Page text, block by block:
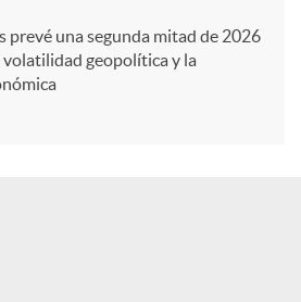
prevé una segunda mitad de 2026
volatilidad geopolítica y la